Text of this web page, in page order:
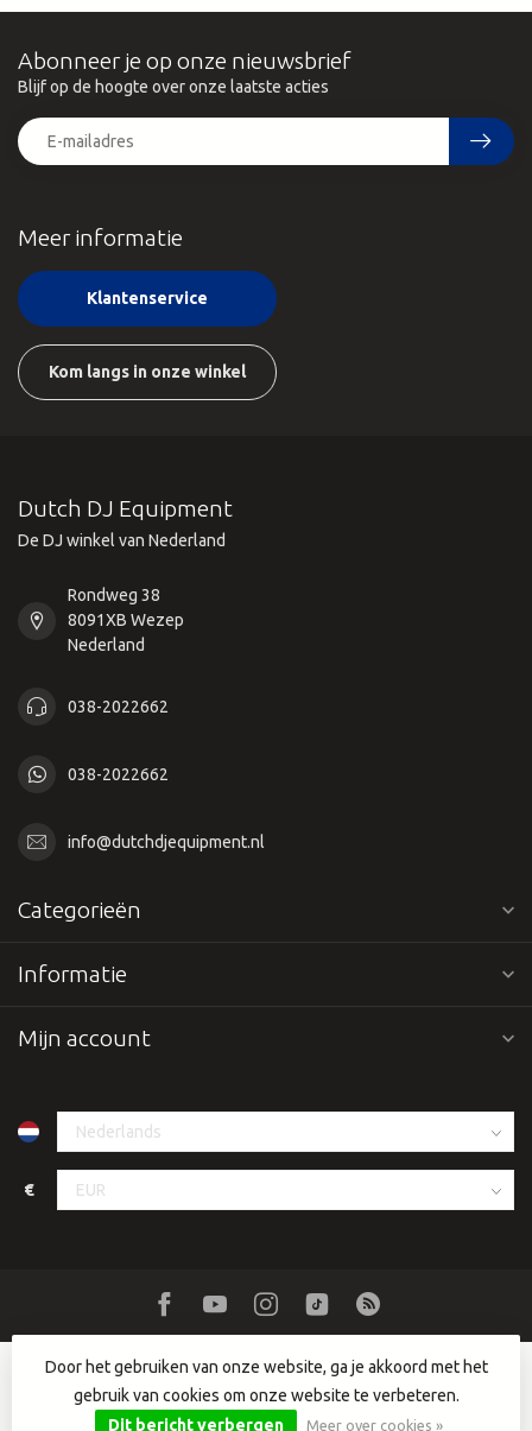
Meer informatie
Klantenservice
Kom langs in onze winkel
Abonneer je op onze nieuwsbrief
Blijf op de hoogte over onze laatste acties
Dutch DJ Equipment
De DJ winkel van Nederland
Rondweg 38
8091XB Wezep
Nederland
038-2022662
038-2022662
info@dutchdjequipment.nl
Categorieën
Informatie
Mijn account
€
© Copyright 2026 Dutch DJ Equipment- Powered byLightspeed
Lightspeed designby Dyvelopment
Door het gebruiken van onze website, ga je akkoord met het
gebruik van cookies om onze website te verbeteren.
Dit bericht verbergen
Meer over cookies »